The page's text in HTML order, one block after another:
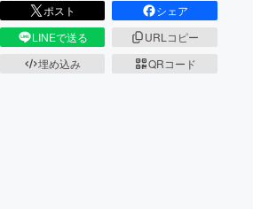
ポスト
シェア
LINEで送る
URLコピー
埋め込み
QRコード